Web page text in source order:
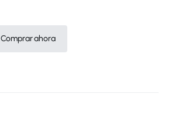
Comprar ahora